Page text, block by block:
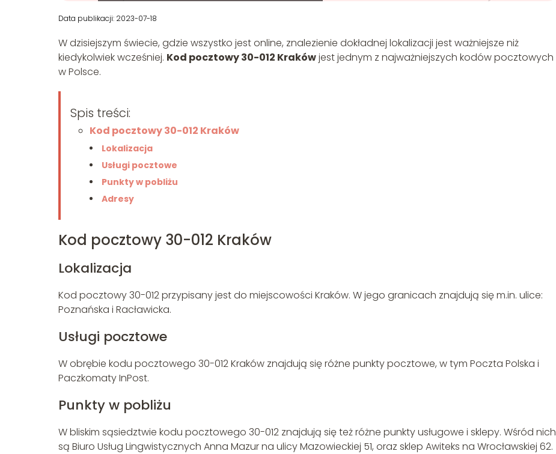
Data publikacji: 2023-07-18
W dzisiejszym świecie, gdzie wszystko jest online, znalezienie dokładnej lokalizacji jest ważniejsze niż
kiedykolwiek wcześniej. Kod pocztowy 30-012 Krakówjest jednym z najważniejszych kodów pocztowych
w Polsce.
Spis treści:
Kod pocztowy 30-012 Kraków
Lokalizacja
Usługi pocztowe
Punkty w pobliżu
Adresy
Kod pocztowy 30-012 Kraków
Lokalizacja
Kod pocztowy 30-012 przypisany jest do miejscowości Kraków. W jego granicach znajdują się m.in. ulice:
Poznańska i Racławicka.
Usługi pocztowe
W obrębie kodu pocztowego 30-012 Kraków znajdują się różne punkty pocztowe, w tym Poczta Polska i
Paczkomaty InPost.
Punkty w pobliżu
W bliskim sąsiedztwie kodu pocztowego 30-012 znajdują się też różne punkty usługowe i sklepy. Wśród nich
są Biuro Usług Lingwistycznych Anna Mazur na ulicy Mazowieckiej 51, oraz sklep Awiteks na Wrocławskiej 62.